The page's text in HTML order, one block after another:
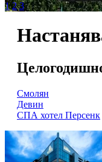
1 2 3
Смолян
Девин
СПА хотел Персенк